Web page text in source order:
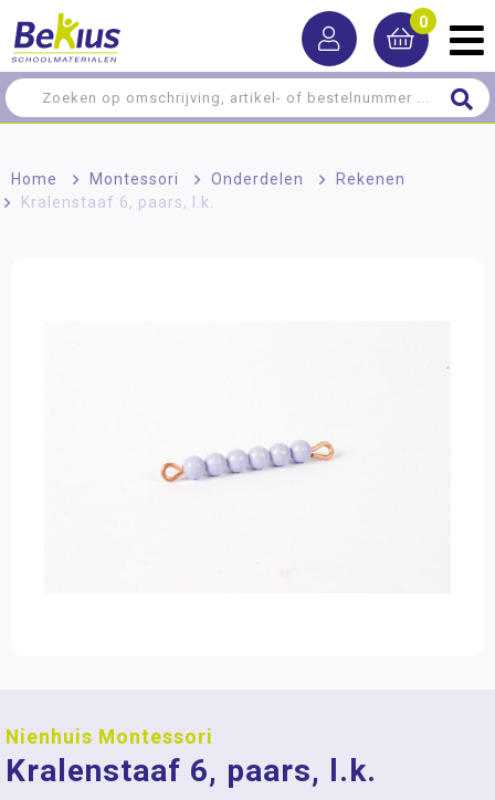
0
Home > Montessori > Onderdelen > Rekenen
Kralenstaaf 6, paars, l.k.
Nienhuis Montessori
Kralenstaaf 6, paars, l.k.